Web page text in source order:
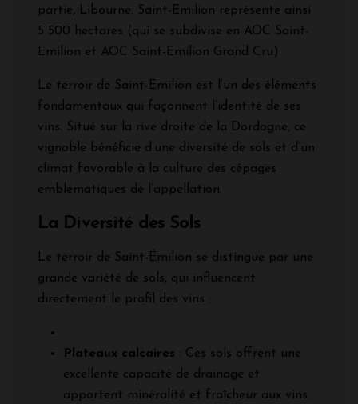
partie, Libourne. Saint-Emilion représente ainsi
5 500 hectares (qui se subdivise en AOC Saint-
Emilion et AOC Saint-Emilion Grand Cru)
Le terroir de Saint-Émilion est l’un des éléments
fondamentaux qui façonnent l’identité de ses
vins. Situé sur la rive droite de la Dordogne, ce
vignoble bénéficie d’une diversité de sols et d’un
climat favorable à la culture des cépages
emblématiques de l’appellation.
La Diversité des Sols
Le terroir de Saint-Émilion se distingue par une
grande variété de sols, qui influencent
directement le profil des vins :
Plateaux calcaires : Ces sols offrent une
excellente capacité de drainage et
apportent minéralité et fraîcheur aux vins.